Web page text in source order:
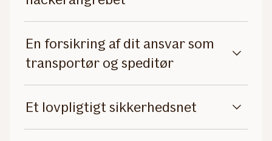
En forsikring af dit ansvar som
transportør og speditør
Et lovpligtigt sikkerhedsnet